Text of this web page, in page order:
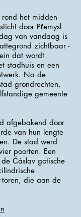
het midden
door Přemysl
van vandaag is
zichtbaar -
dat wordt
stadhuis en een
Na de
grondrechten,
gemeente
afgebakend door
van hun lengte
De stad werd
poorten. Een
Čáslav gotische
die aan de